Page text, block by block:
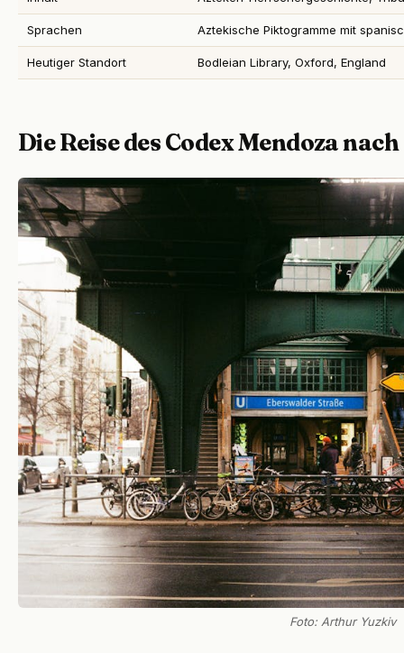
Sprachen Aztekische Piktogramme mit
Heutiger Standort Bodleian Library, Oxford, England
Die Reise des Codex Mendoza
Foto: Arthur Yuzkiv